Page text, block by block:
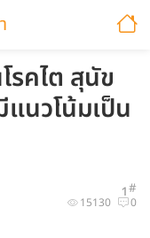
รคไต สุนัข
แนวโน้มเป็น
1#
15130 0